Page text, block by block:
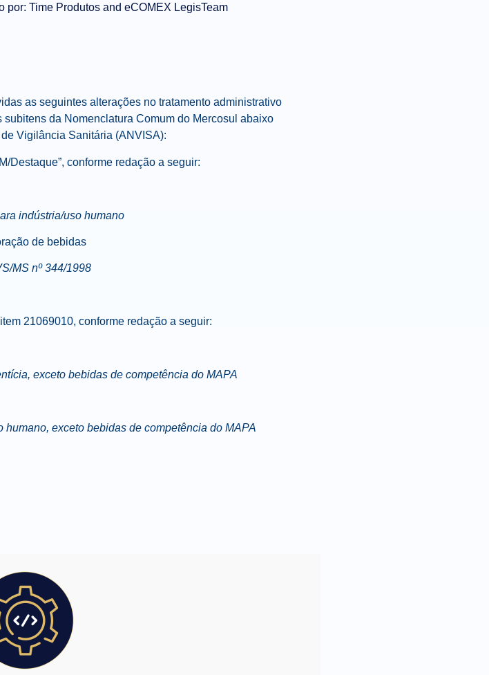
por: Time Produtos and eCOMEX LegisTeam
as seguintes alterações no tratamento administrativo
da Nomenclatura Comum do Mercosul abaixo
Vigilância Sanitária (ANVISA):
Destaque”, conforme redação a seguir:
indústria/uso humano
de bebidas
MS nº 344/1998
21069010, conforme redação a seguir:
exceto bebidas de competência do MAPA
exceto bebidas de competência do MAPA